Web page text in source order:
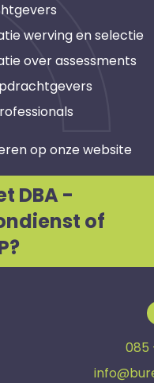
werving en selectie
over assessments
op onze website
DBA -
of
085